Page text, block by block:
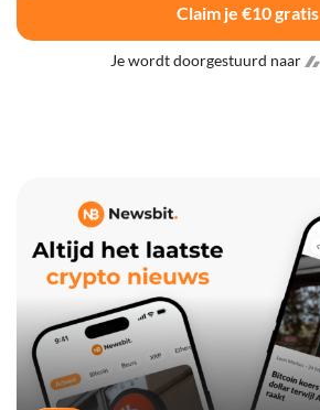
Claim je €10 gratis
Je wordt doorgestuurd naar